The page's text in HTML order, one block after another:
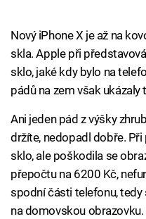
Nový iPhone X je až na
skla. Apple při
sklo, jaké kdy bylo na
pádů na zem však ukázaly
Ani jeden pád z výšky
držíte, nedopadl dobře.
sklo, ale poškodila se
přepočtu na 6200 Kč,
spodní části telefonu,
na domovskou obrazovku.